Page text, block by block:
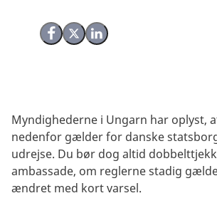
Del på Facebook
Del på X (Twitter)
Del på LinkedIn
Myndighederne i Ungarn har oplyst,
nedenfor gælder for danske
udrejse. Du bør dog altid
ambassade, om reglerne stadig
ændret med kort varsel.